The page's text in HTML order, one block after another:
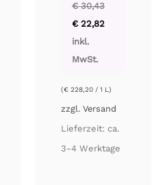
€30,43
Ursprünglicher
Preis
war:
€ 22,82Preis
inkl.
MwSt.
(€ 228,20 / 1 L)
zzgl. Versand
Lieferzeit: ca.
3-4 Werktage